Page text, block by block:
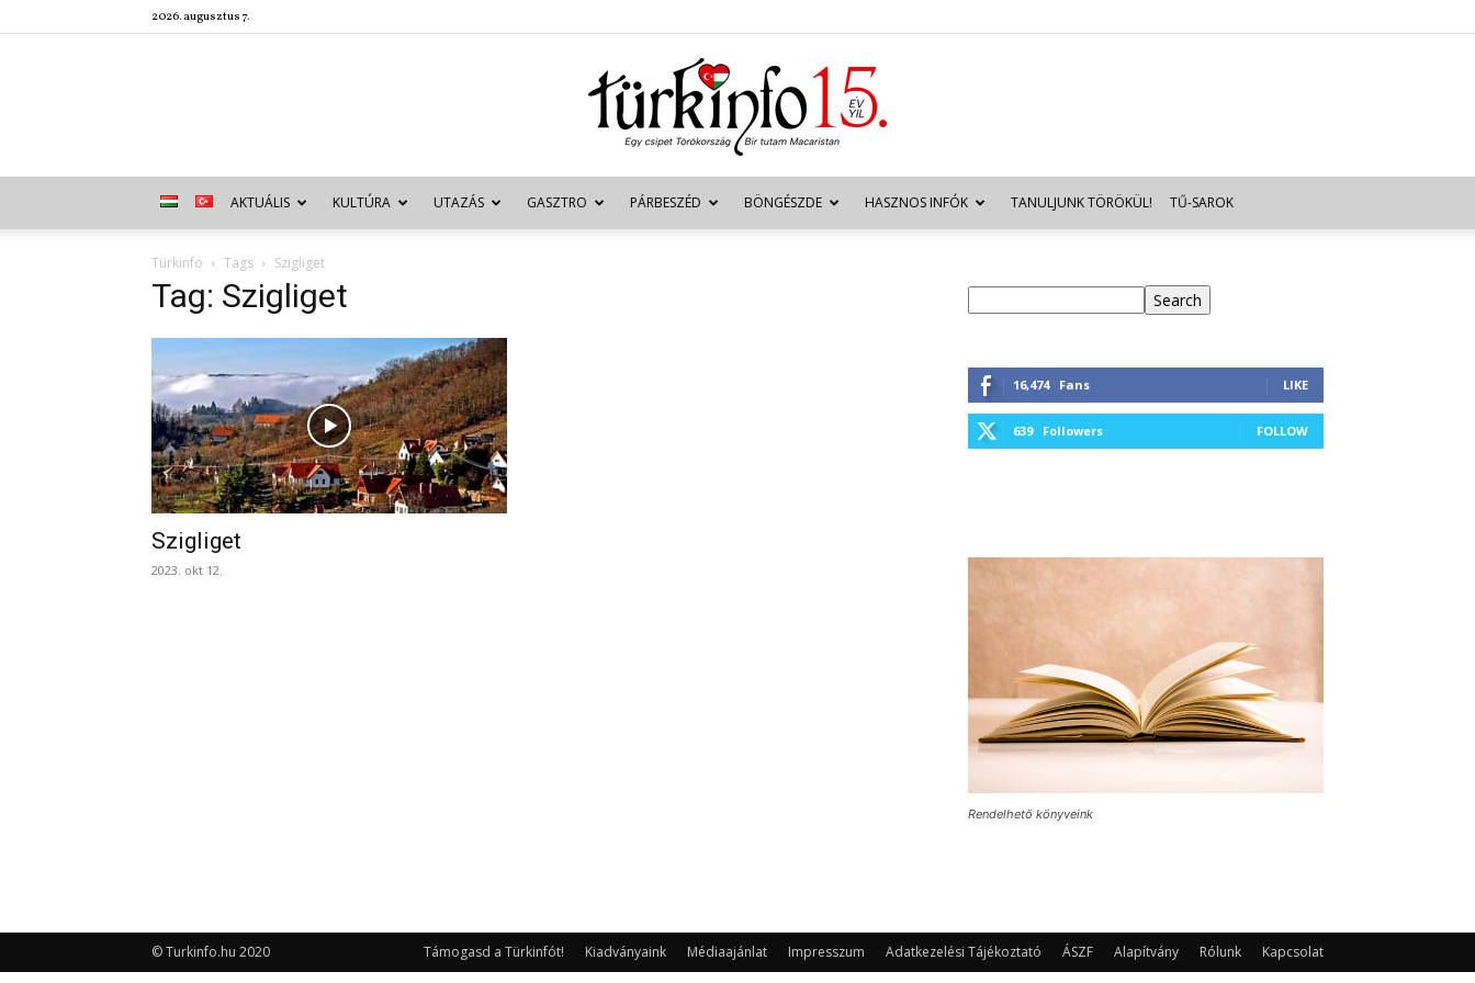
2026. augusztus 7.
Türkinfo
AKTUÁLIS KULTÚRA UTAZÁS GASZTRO PÁRBESZÉD BÖNGÉSZDE HASZNOS INFÓK TANULJUNK TÖRÖKÜL! TŰ-SAROK
Türkinfo Tags Szigliget
Tag: Szigliget
Szigliget
2023. okt 12.
Search
16,474 Fans LIKE
639 Followers FOLLOW
Rendelhető könyveink
Támogasd a Türkinfót! Kiadványaink Médiaajánlat Impresszum Adatkezelési Tájékoztató ÁSZF Alapítvány Rólunk Kapcsolat
© Turkinfo.hu 2020